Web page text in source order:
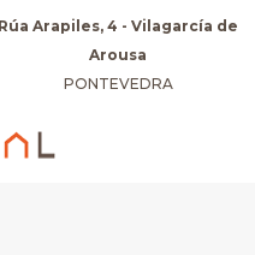
Rúa Arapiles, 4 - Vilagarcía de
Arousa
PONTEVEDRA